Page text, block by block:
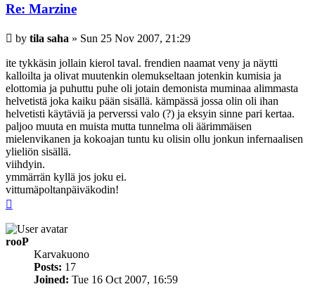
Re: Marzine
Post
by tila saha » Sun 25 Nov 2007, 21:29
ite tykkäsin jollain kierol taval. frendien naamat veny ja näytti
kalloilta ja olivat muutenkin olemukseltaan jotenkin kumisia ja
elottomia ja puhuttu puhe oli jotain demonista muminaa alimmasta
helvetistä joka kaiku pään sisällä. kämpässä jossa olin oli ihan
helvetisti käytäviä ja perverssi valo (?) ja eksyin sinne pari kertaa.
paljoo muuta en muista mutta tunnelma oli äärimmäisen
mielenvikanen ja kokoajan tuntu ku olisin ollu jonkun infernaalisen
ylieliön sisällä.
viihdyin.
ymmärrän kyllä jos joku ei.
vittumäpoltanpäiväkodin!
rooP
Karvakuono
Posts: 17
Joined: Tue 16 Oct 2007, 16:59